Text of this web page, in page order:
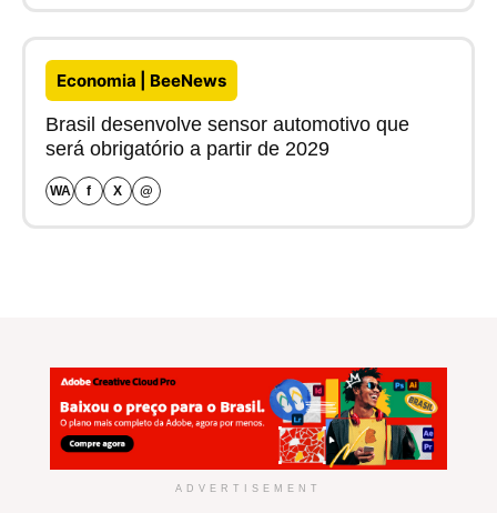
Economia | BeeNews
Brasil desenvolve sensor automotivo que
será obrigatório a partir de 2029
WA f X @
ADVERTISEMENT